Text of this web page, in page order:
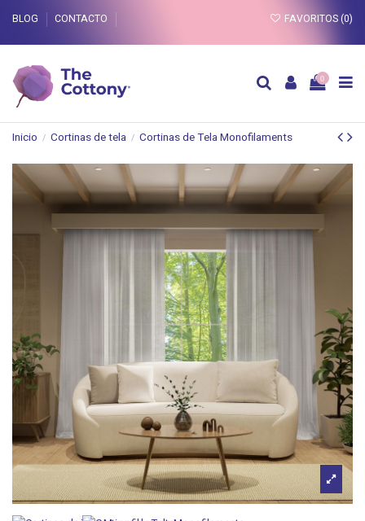
BLOG CONTACTO FAVORITOS (0)
0
Inicio Cortinas de tela Cortinas de Tela Monofilaments